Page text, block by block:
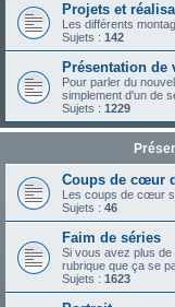
Projets et
Les différents
Sujets : 142
Présentation
Pour parler du
simplement d'un de
Sujets : 1229
Coups de cœur
Les coups de cœur
Sujets : 46
Faim de séries
Si vous avez plus
rubrique que ça se
Sujets : 1623